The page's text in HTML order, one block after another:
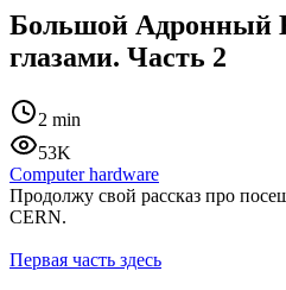
Большой Адронный
глазами. Часть 2
2 min
53K
Computer hardware
Продолжу свой рассказ про
CERN.
Первая часть здесь